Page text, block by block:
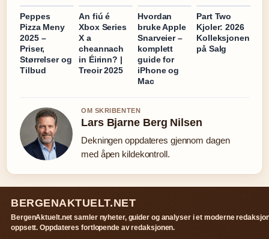
Peppes
Pizza Meny
2025 –
Priser,
Størrelser og
Tilbud
An fiú é
Xbox Series
X a
cheannach
in Éirinn? |
Treoir 2025
Hvordan
bruke Apple
Snarveier –
komplett
guide for
iPhone og
Mac
Part Two
Kjoler: 2026
Kolleksjonen
på Salg
OM SKRIBENTEN
Lars Bjarne Berg Nilsen
Dekningen oppdateres gjennom dagen
med åpen kildekontroll.
BERGENAKTUELT.NET
BergenAktuelt.net samler nyheter, guider og analyser i et moderne
oppsett. Oppdateres fortlopende av redaksjonen.